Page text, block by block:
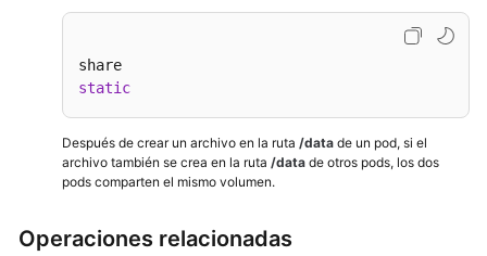
static
Después de crear un archivo en la ruta /data de un pod, si el
archivo también se crea en la ruta /data de otros pods, los dos
pods comparten el mismo volumen.
Operaciones relacionadas